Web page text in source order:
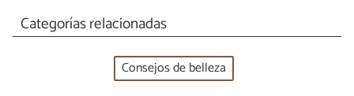
Categorías relacionadas
Consejos de belleza